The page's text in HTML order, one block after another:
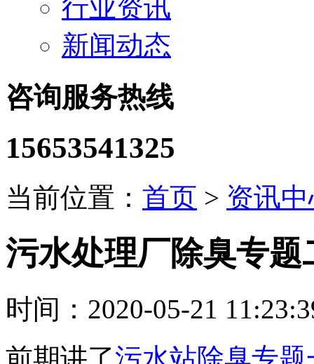
行业资讯
新闻动态
咨询服务热线
15653541325
当前位置： 首页 > 资讯
污水处理厂除臭专
时间：2020-05-21